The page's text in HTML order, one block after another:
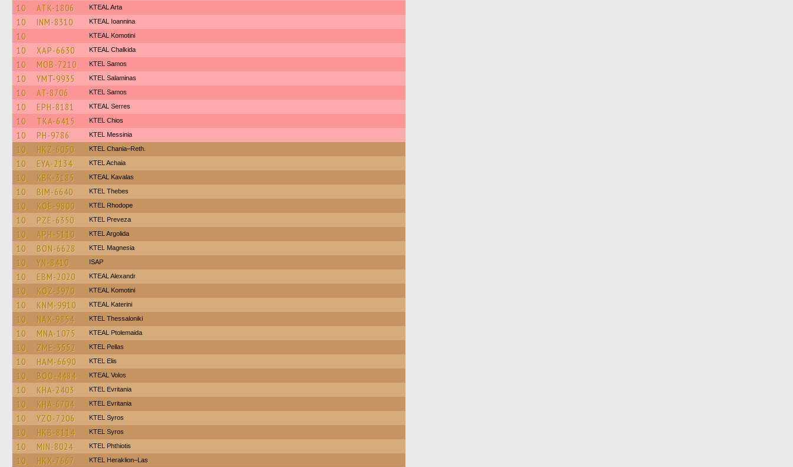
10 ATK-1806 KTEAL Arta
10 INM-8310 KTEAL Ioannina
10 KTEAL Komotini
10 XAP-6630 KTEAL Chalkida
10 MOB-7210 KTEL Samos
10 YMT-9935 KTEL Salaminas
10 AT-8706 KTEL Samos
10 EPH-8181 KTEAL Serres
10 TKA-6415 KTEL Chios
10 PH-9786 KTEL Messinia
10 HKZ-6050 KTEL Chania–Reth.
10 EYA-2134 KTEL Achaia
10 KBK-3185 KTEAL Kavalas
10 BIM-6640 KTEL Thebes
10 KOE-9800 KTEL Rhodope
10 PZE-6350 KTEL Preveza
10 APH-5110 KTEL Argolida
10 BON-6628 ΚΤΕL Magnesia
10 YN-8410 ISAP
10 EBM-2020 KTEAL Alexandr.
10 KOZ-3970 KTEAL Komotini
10 KNM-9910 KTEAL Katerini
10 NAX-9854 KTEL Thessaloniki
10 MNA-1075 KTEAL Ptolemaida
10 ZME-3552 KTEL Pellas
10 HAM-6690 KTEL Elis
10 BOO-4484 KTEAL Volos
10 KHA-2403 ΚΤΕL Evritania
10 KHA-6704 ΚΤΕL Evritania
10 YZO-7206 KTEL Syros
10 HKB-8114 KTEL Syros
10 MIN-8024 ΚΤΕL Phthiotis
10 HKX-7667 KTEL Heraklion–Las.